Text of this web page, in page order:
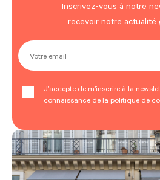
Inscrivez-vous à notre
recevoir notre actualité
Votre email
J’accepte de m’inscrire à la
connaissance de la politique de